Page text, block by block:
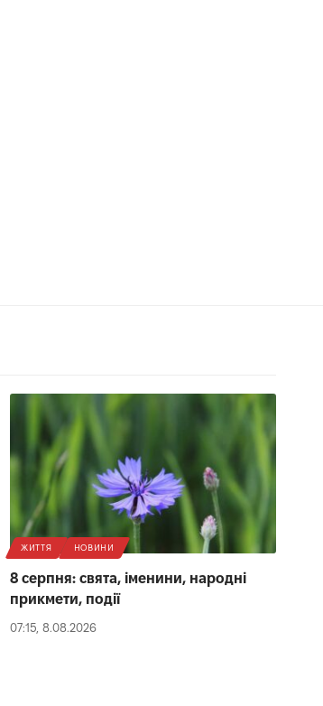
ЖИТТЯ НОВИНИ
8 серпня: свята, іменини, народні
прикмети, події
07:15, 8.08.2026